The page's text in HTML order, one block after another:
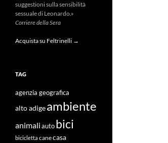
suggestioni sulla sensibilità
sessuale di Leonardo.»
Corriere della Sera
Acquista su Feltrinelli →
TAG
agenzia geografica
alto adigeambiente
animali auto bici
bicicletta canecasa